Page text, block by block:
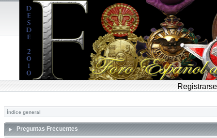
Registrarse
Índice general
Preguntas Frecuentes